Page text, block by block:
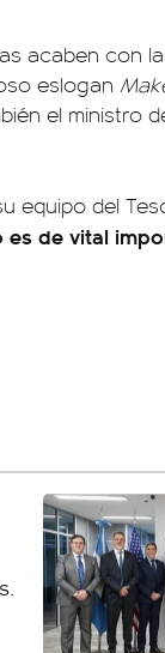
acaben con
eslogan
el ministro
equipo del
de vital